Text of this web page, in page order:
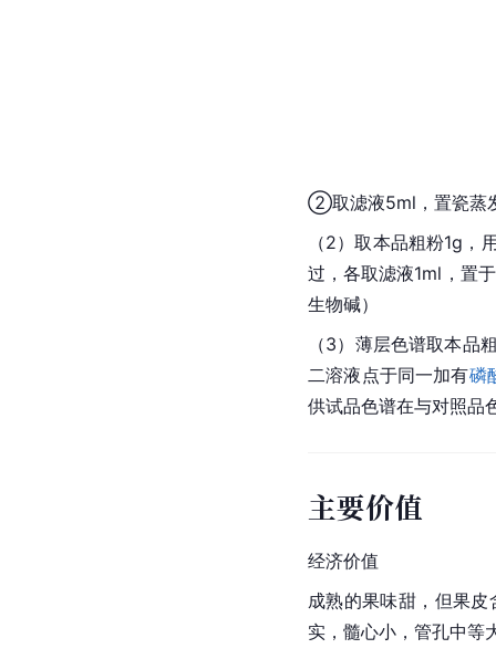
②取滤液5ml，置瓷蒸
（2）取本品粗粉1g，
过，各取滤液1ml，置
生物碱）
（3）薄层色谱取本品
二溶液点于同一加有磷
供试品色谱在与对照品
主要价值
经济价值
成熟的果味甜，但果皮
实，髓心小，管孔中等